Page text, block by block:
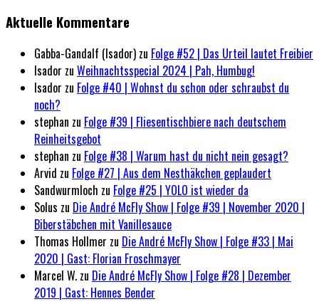
Aktuelle Kommentare
Gabba-Gandalf (Isador) zu Folge #52 | Das Urteil lautet Freibier
Isador zu Weihnachtsspecial 2024 | Pah, Humbug!
Isador zu Folge #40 | Wohnst du schon oder schraubst du
noch?
stephan zu Folge #39 | Fliesentischbiere nach deutschem
Reinheitsgebot
stephan zu Folge #38 | Warum hast du nicht nein gesagt?
Arvid zu Folge #27 | Aus dem Nesthäkchen geplaudert
Sandwurmloch zu Folge #25 | YOLO ist wieder da
Solus zu Die André McFly Show | Folge #39 | November 2020 |
Biberstäbchen mit Vanillesauce
Thomas Hollmer zu Die André McFly Show | Folge #33 | Mai
2020 | Gast: Florian Froschmayer
Marcel W. zu Die André McFly Show | Folge #28 | Dezember
2019 | Gast: Hennes Bender